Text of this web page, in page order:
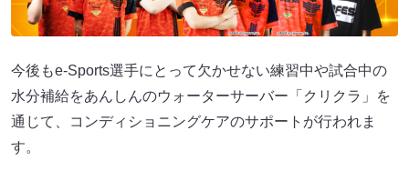
今後もe-Sports選手にとって欠かせない練習中や試合中の
水分補給をあんしんのウォーターサーバー「クリクラ」を
通じて、コンディショニングケアのサポートが行われま
す。